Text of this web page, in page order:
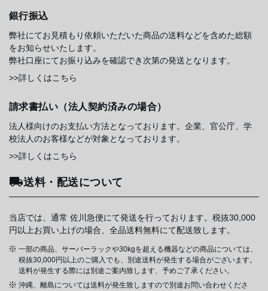
銀行振込
弊社にてお見積もり依頼いただいた商品の送料などを含めた総額
をお知らせいたします。
弊社口座にてお振り込みを確認でき次第の発送となります。
>>詳しくはこちら
請求書払い（法人契約済みの場合）
法人様向けのお支払い方法となっております。企業、官公庁、学
校法人のお客様などが対象となっております。
>>詳しくはこちら
送料・配送について
当店では、通常 佐川急便にて発送を行っております。税抜30,000
円以上お買い上げの場合、全品送料無料にて配送致します。
一部の商品、サーバーラックや30kgを超える機器などの商品については、
税抜30,000円以上のご購入でも、別途送料が発生する場合がございます。
送料が発生する際には別途ご案内致します、予めご了承ください。
沖縄、離島については送料が発生致しますので別途お問い合わせくださ